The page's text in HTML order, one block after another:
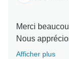
Merci
Nous
sommes ravis
Afficher plus